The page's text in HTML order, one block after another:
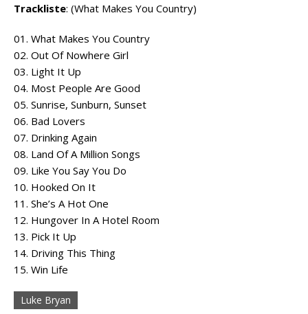
Trackliste: (What Makes You Country)
01. What Makes You Country
02. Out Of Nowhere Girl
03. Light It Up
04. Most People Are Good
05. Sunrise, Sunburn, Sunset
06. Bad Lovers
07. Drinking Again
08. Land Of A Million Songs
09. Like You Say You Do
10. Hooked On It
11. She’s A Hot One
12. Hungover In A Hotel Room
13. Pick It Up
14. Driving This Thing
15. Win Life
Luke Bryan